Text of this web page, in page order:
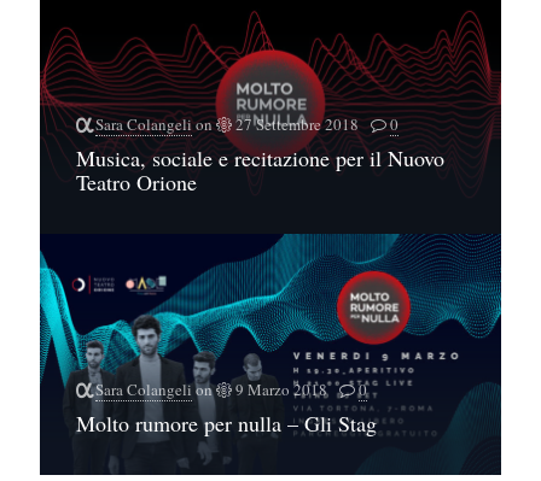
Sara Colangelion 27 Settembre 2018 0
Musica, sociale e recitazione per il Nuovo
Teatro Orione
Sara Colangelion 9 Marzo 2018 0
Molto rumore per nulla – Gli Stag